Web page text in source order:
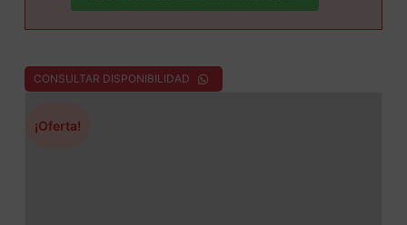
CONSULTAR DISPONIBILIDAD
¡Oferta!